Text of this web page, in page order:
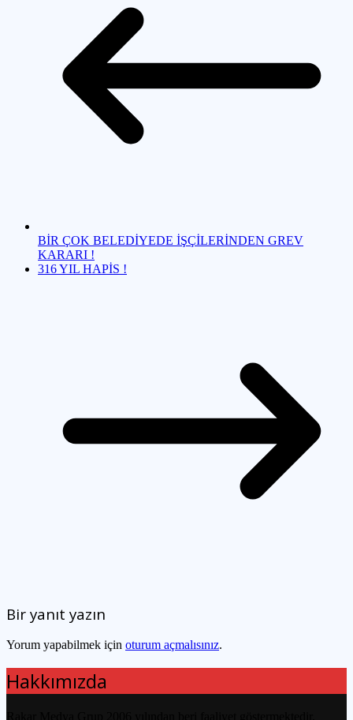
BİR ÇOK BELEDİYEDE İŞÇİLERİNDEN GREV
KARARI !
316 YIL HAPİS !
Bir yanıt yazın
Yorum yapabilmek için oturum açmalısınız.
Hakkımızda